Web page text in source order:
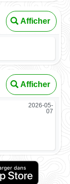
Afficher
Afficher
2026-05-
07